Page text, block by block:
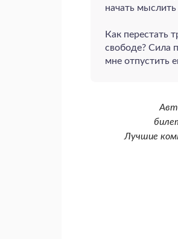
начать
Как перестать
свободе? Сила
мне отпустить
Лучшие